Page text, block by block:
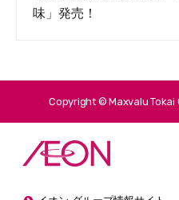
味」発売！
Copyright © Maxvalu Tokai